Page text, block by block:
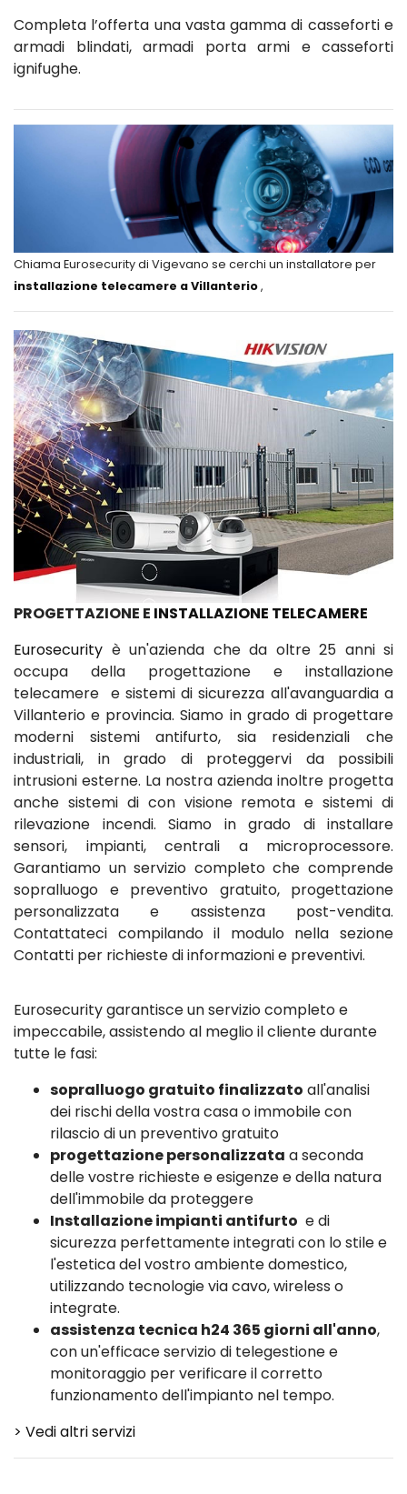
Completa l’offerta una vasta gamma di casseforti e
armadi blindati, armadi porta armi e casseforti
ignifughe.
Chiama Eurosecurity di Vigevano se cerchi un installatore per
installazione telecamere a Villanterio,
PROGETTAZIONE E INSTALLAZIONE TELECAMERE
Eurosecurity è un'azienda che da oltre 25 anni si
occupa della progettazione e installazione
telecamere e sistemi di sicurezza all'avanguardia a
Villanterio e provincia. Siamo in grado di progettare
moderni sistemi antifurto, sia residenziali che
industriali, in grado di proteggervi da possibili
intrusioni esterne. La nostra azienda inoltre progetta
anche sistemi di con visione remota e sistemi di
rilevazione incendi. Siamo in grado di installare
sensori, impianti, centrali a microprocessore.
Garantiamo un servizio completo che comprende
sopralluogo e preventivo gratuito, progettazione
personalizzata e assistenza post-vendita.
Contattateci compilando il modulo nella sezione
Contatti per richieste di informazioni e preventivi.
Eurosecurity garantisce un servizio completo e
impeccabile, assistendo al meglio il cliente durante
tutte le fasi:
sopralluogo gratuito finalizzato all'analisi
dei rischi della vostra casa o immobile con
rilascio di un preventivo gratuito
progettazione personalizzata a seconda
delle vostre richieste e esigenze e della natura
dell'immobile da proteggere
Installazione impianti antifurto e di
sicurezza perfettamente integrati con lo stile e
l'estetica del vostro ambiente domestico,
utilizzando tecnologie via cavo, wireless o
integrate.
assistenza tecnica h24 365 giorni all'anno,
con un'efficace servizio di telegestione e
monitoraggio per verificare il corretto
funzionamento dell'impianto nel tempo.
> Vedi altri servizi